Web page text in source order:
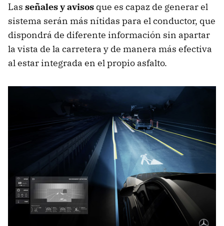
Las señales y avisos que es capaz de generar el
sistema serán más nítidas para el conductor, que
dispondrá de diferente información sin apartar
la vista de la carretera y de manera más efectiva
al estar integrada en el propio asfalto.